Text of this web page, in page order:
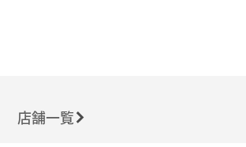
店舗一覧